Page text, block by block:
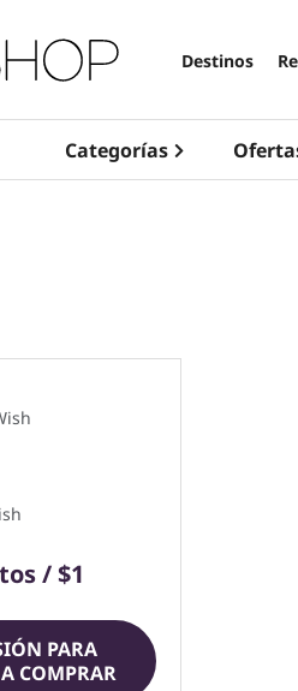
Destinos
Categorías
/ $1
PARA
COMPRAR